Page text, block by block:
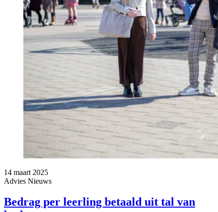
14 maart 2025
Advies Nieuws
Bedrag per leerling betaald uit tal van